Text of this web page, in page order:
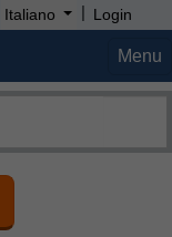
Italiano | Login
Menu